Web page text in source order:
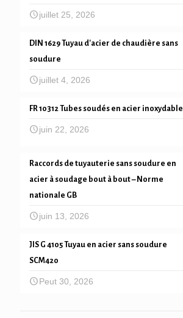
juillet 25, 2026
DIN 1629 Tuyau d'acier de chaudière sans
soudure
juillet 4, 2026
FR 10312 Tubes soudés en acier inoxydable
juin 22, 2026
Raccords de tuyauterie sans soudure en
acier à soudage bout à bout – Norme
nationale GB
juin 13, 2026
JIS G 4105 Tuyau en acier sans soudure
SCM420
Peut 30, 2026